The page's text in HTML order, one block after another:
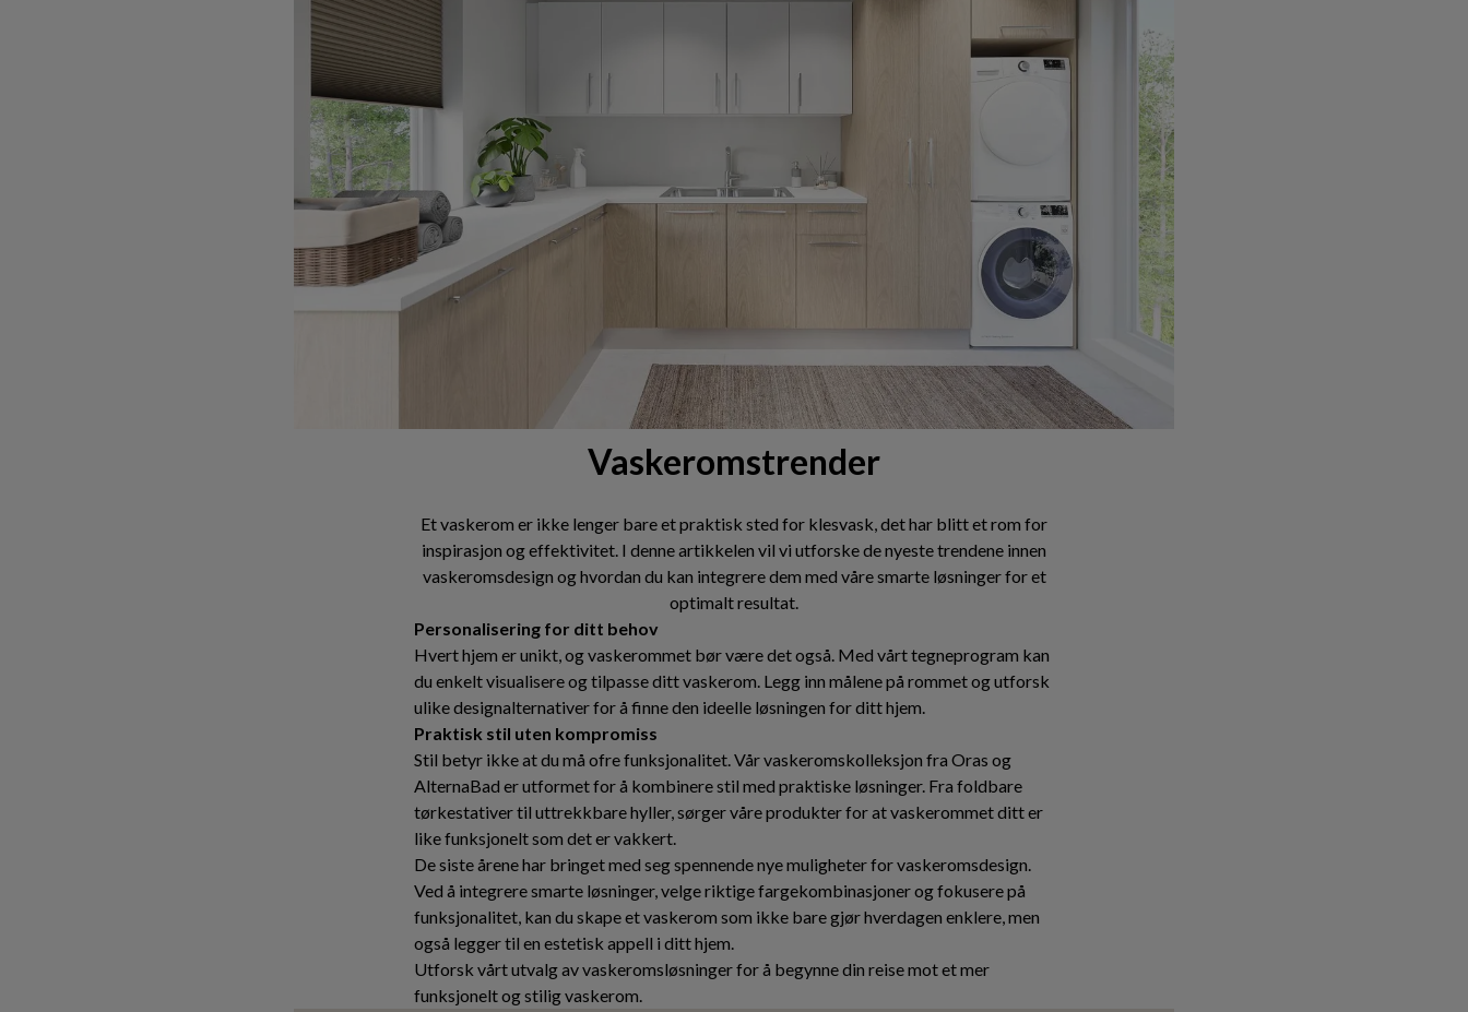
Vaskeromstrender
Et vaskerom er ikke lenger bare et praktisk sted for klesvask, det har blitt et rom for
inspirasjon og effektivitet. I denne artikkelen vil vi utforske de nyeste trendene innen
vaskeromsdesign og hvordan du kan integrere dem med våre smarte løsninger for et
optimalt resultat.
Personalisering for ditt behov
Hvert hjem er unikt, og vaskerommet bør være det også. Med vårt tegneprogram kan
du enkelt visualisere og tilpasse ditt vaskerom. Legg inn målene på rommet og utforsk
ulike designalternativer for å finne den ideelle løsningen for ditt hjem.
Praktisk stil uten kompromiss
Stil betyr ikke at du må ofre funksjonalitet. Vår vaskeromskolleksjon fra Oras og
AlternaBad er utformet for å kombinere stil med praktiske løsninger. Fra foldbare
tørkestativer til uttrekkbare hyller, sørger våre produkter for at vaskerommet ditt er
like funksjonelt som det er vakkert.
De siste årene har bringet med seg spennende nye muligheter for vaskeromsdesign.
Ved å integrere smarte løsninger, velge riktige fargekombinasjoner og fokusere på
funksjonalitet, kan du skape et vaskerom som ikke bare gjør hverdagen enklere, men
også legger til en estetisk appell i ditt hjem.
Utforsk vårt utvalg av vaskeromsløsninger for å begynne din reise mot et mer
funksjonelt og stilig vaskerom.